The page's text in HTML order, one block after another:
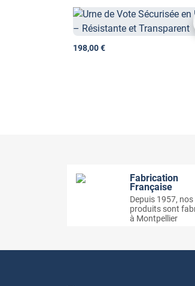
198,00 €
Fabrication
Française
Depuis 1957, nos
produits sont
à Montpellier